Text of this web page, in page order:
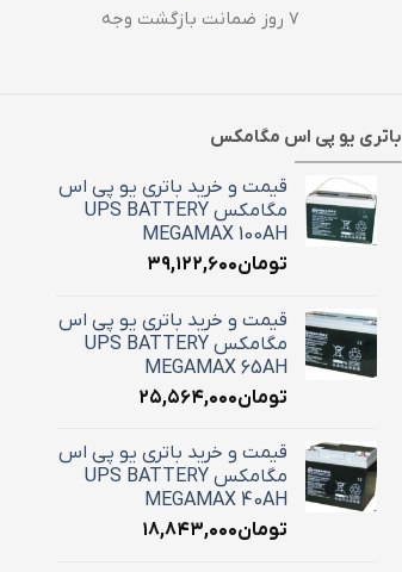
۷ روز ضمانت بازگشت وجه
باتری یو پی اس مگامکس
قیمت و خرید باتری یو پی اس
مگامکس UPS BATTERY
MEGAMAX 100AH
تومان۳۹,۱۲۲,۶۰۰
قیمت و خرید باتری یو پی اس
مگامکس UPS BATTERY
MEGAMAX 65AH
تومان۲۵,۵۶۴,۰۰۰
قیمت و خرید باتری یو پی اس
مگامکس UPS BATTERY
MEGAMAX 40AH
تومان۱۸,۸۴۳,۰۰۰